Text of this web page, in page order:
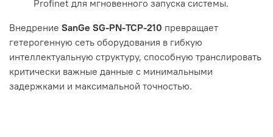
Profinet для мгновенного запуска системы.
Внедрение SanGe SG-PN-TCP-210 превращает
гетерогенную сеть оборудования в гибкую
интеллектуальную структуру, способную транслировать
критически важные данные с минимальными
задержками и максимальной точностью.